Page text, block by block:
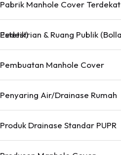
Pabrik Manhole Cover Terdekat
Pedestrian & Ruang Publik (Bollard Estetik)
Pembuatan Manhole Cover
Penyaring Air/Drainase Rumah
Produk Drainase Standar PUPR